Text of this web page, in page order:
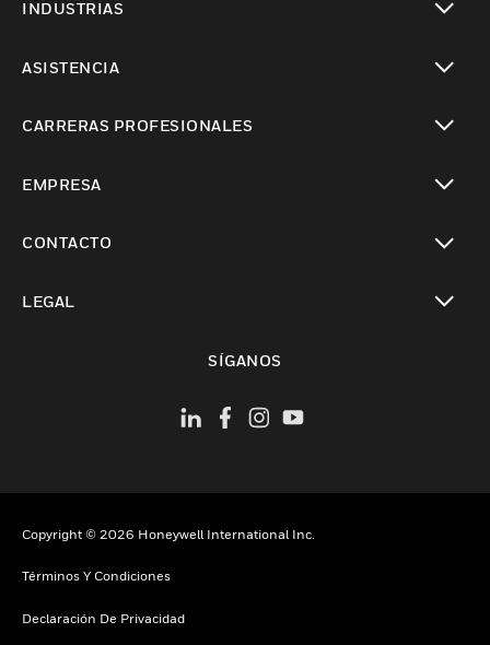
INDUSTRIAS
ASISTENCIA
CARRERAS PROFESIONALES
EMPRESA
CONTACTO
LEGAL
SÍGANOS
Copyright © 2026 Honeywell International Inc.
Términos Y Condiciones
Declaración De Privacidad